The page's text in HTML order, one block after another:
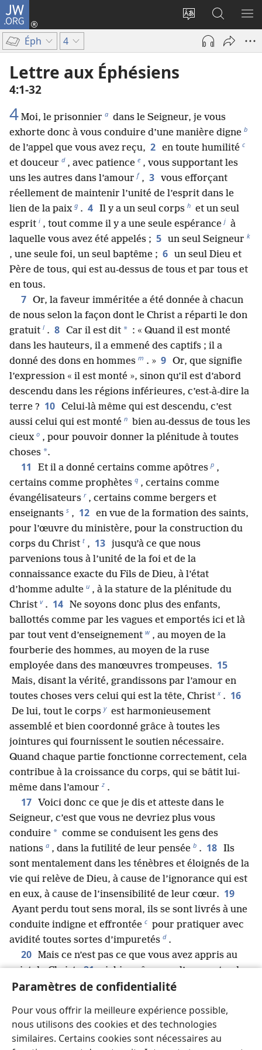
Paramètres de confidentialité
Pour vous offrir la meilleure expérience possible,
nous utilisons des cookies et des technologies
similaires. Certains cookies sont nécessaires au
JW.ORG
Changer
langue
Se
connecter
fenêtre)
sur
JW.ORG
Éph 4
Lettre aux Éphésiens
4​:​1-32
4 Moi, le prisonnier a dans le Seigneur, je vous
exhorte donc à vous conduire d’une manière digne b
de l’appel que vous avez reçu, 2 en toute humilité c
et douceur d , avec patience e , vous supportant les
uns les autres dans l’amour f , 3 vous efforçant
réellement de maintenir l’unité de l’esprit dans le
lien de la paix g . 4 Il y a un seul corps h et un seul
esprit i , tout comme il y a une seule espérance j à
laquelle vous avez été appelés ; 5 un seul Seigneur k
, une seule foi, un seul baptême ; 6 un seul Dieu et
Père de tous, qui est au-dessus de tous et par tous et
en tous.
7 Or, la faveur imméritée a été donnée à chacun
de nous selon la façon dont le Christ a réparti le don
gratuit l . 8 Car il est dit * : « Quand il est monté
dans les hauteurs, il a emmené des captifs ; il a
donné des dons en hommes m . » 9 Or, que signifie
l’expression « il est monté », sinon qu’il est d’abord
descendu dans les régions inférieures, c’est-à-dire la
terre ? 10 Celui-là même qui est descendu, c’est
aussi celui qui est monté n bien au-dessus de tous les
cieux o , pour pouvoir donner la plénitude à toutes
choses *.
11 Et il a donné certains comme apôtres p ,
certains comme prophètes q , certains comme
évangélisateurs r , certains comme bergers et
enseignants s , 12 en vue de la formation des saints,
pour l’œuvre du ministère, pour la construction du
corps du Christ t , 13 jusqu’à ce que nous
parvenions tous à l’unité de la foi et de la
connaissance exacte du Fils de Dieu, à l’état
d’homme adulte u , à la stature de la plénitude du
Christ v . 14 Ne soyons donc plus des enfants,
ballottés comme par les vagues et emportés ici et là
par tout vent d’enseignement w , au moyen de la
fourberie des hommes, au moyen de la ruse
employée dans des manœuvres trompeuses. 15
Mais, disant la vérité, grandissons par l’amour en
toutes choses vers celui qui est la tête, Christ x . 16
De lui, tout le corps y est harmonieusement
assemblé et bien coordonné grâce à toutes les
jointures qui fournissent le soutien nécessaire.
Quand chaque partie fonctionne correctement, cela
contribue à la croissance du corps, qui se bâtit lui-​
même dans l’amour z .
17 Voici donc ce que je dis et atteste dans le
Seigneur, c’est que vous ne devriez plus vous
conduire * comme se conduisent les gens des
nations a , dans la futilité de leur pensée b . 18 Ils
sont mentalement dans les ténèbres et éloignés de la
vie qui relève de Dieu, à cause de l’ignorance qui est
en eux, à cause de l’insensibilité de leur cœur. 19
Ayant perdu tout sens moral, ils se sont livrés à une
conduite indigne et effrontée c pour pratiquer avec
avidité toutes sortes d’impuretés d .
20 Mais ce n’est pas ce que vous avez appris au
sujet du Christ, 21 si, bien sûr, vous l’avez entendu
lui-​même et avez été enseignés par son moyen,
vous a enseigné à rejeter la vieille personnalité e
correspond à votre conduite passée et qui se
corrompt par ses désirs trompeurs
f . 23